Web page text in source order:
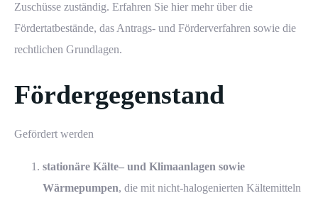
Zuschüsse zuständig. Erfahren Sie hier mehr über die
Fördertatbestände, das Antrags- und Förderverfahren sowie die
rechtlichen Grundlagen.
Fördergegenstand
Gefördert werden
stationäre Kälte– und Klimaanlagen sowie
Wärmepumpen, die mit nicht-halogenierten Kältemitteln